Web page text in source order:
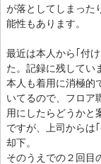
が落としてしまった
能性もあります。
最近は本人から｢付
た。記録に残してい
本人も着用に消極的
いてるので、フロア
用にしたらどうかと
ですが、上司からは
却下。
そのうえでの２回目